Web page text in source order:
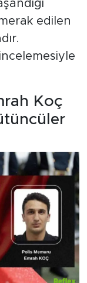
edilen
Koç